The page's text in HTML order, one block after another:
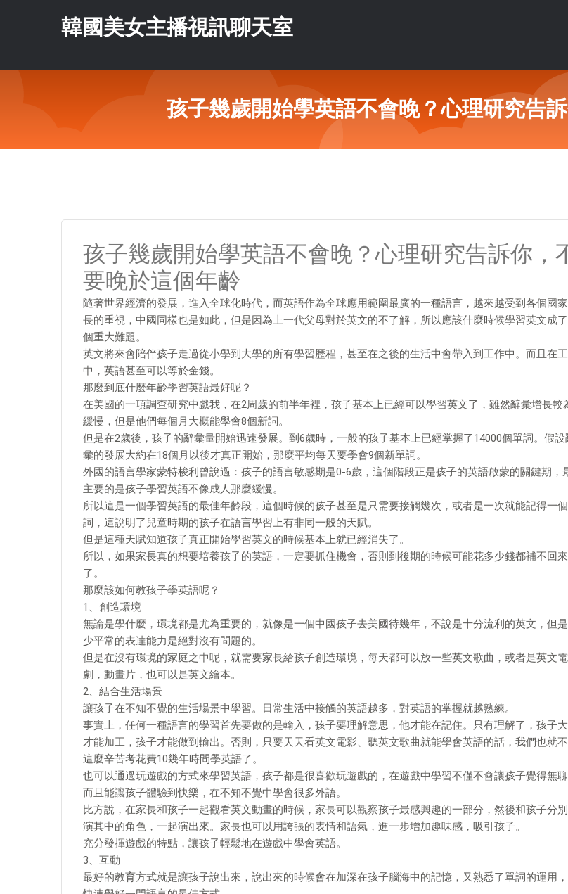
韓國美女主播視訊聊天室
孩子幾歲開始學英語不會晚？心理研究告
孩子幾歲開始學英語不會晚？心理研究告訴你，
要晚於這個年齡
隨著世界經濟的發展，進入全球化時代，而英語作為全球應用範圍最廣的一種語言，越來越受到各個國
長的重視，中國同樣也是如此，但是因為上一代父母對於英文的不了解，所以應該什麼時候學習英文成
個重大難題。
英文將來會陪伴孩子走過從小學到大學的所有學習歷程，甚至在之後的生活中會帶入到工作中。而且在
中，英語甚至可以等於金錢。
那麼到底什麼年齡學習英語最好呢？
在美國的一項調查研究中戲我，在2周歲的前半年裡，孩子基本上已經可以學習英文了，雖然辭彙增長較
緩慢，但是他們每個月大概能學會8個新詞。
但是在2歲後，孩子的辭彙量開始迅速發展。到6歲時，一般的孩子基本上已經掌握了14000個單詞。假設
彙的發展大約在18個月以後才真正開始，那麼平均每天要學會9個新單詞。
外國的語言學家蒙特梭利曾說過：孩子的語言敏感期是0-6歲，這個階段正是孩子的英語啟蒙的關鍵期，
主要的是孩子學習英語不像成人那麼緩慢。
所以這是一個學習英語的最佳年齡段，這個時候的孩子甚至是只需要接觸幾次，或者是一次就能記得一
詞，這說明了兒童時期的孩子在語言學習上有非同一般的天賦。
但是這種天賦知道孩子真正開始學習英文的時候基本上就已經消失了。
所以，如果家長真的想要培養孩子的英語，一定要抓住機會，否則到後期的時候可能花多少錢都補不回來
了。
那麼該如何教孩子學英語呢？
1、創造環境
無論是學什麼，環境都是尤為重要的，就像是一個中國孩子去美國待幾年，不說是十分流利的英文，但
少平常的表達能力是絕對沒有問題的。
但是在沒有環境的家庭之中呢，就需要家長給孩子創造環境，每天都可以放一些英文歌曲，或者是英文
劇，動畫片，也可以是英文繪本。
2、結合生活場景
讓孩子在不知不覺的生活場景中學習。日常生活中接觸的英語越多，對英語的掌握就越熟練。
事實上，任何一種語言的學習首先要做的是輸入，孩子要理解意思，他才能在記住。只有理解了，孩子
才能加工，孩子才能做到輸出。否則，只要天天看英文電影、聽英文歌曲就能學會英語的話，我們也就
這麼辛苦考花費10幾年時間學英語了。
也可以通過玩遊戲的方式來學習英語，孩子都是很喜歡玩遊戲的，在遊戲中學習不僅不會讓孩子覺得無聊
而且能讓孩子體驗到快樂，在不知不覺中學會很多外語。
比方說，在家長和孩子一起觀看英文動畫的時候，家長可以觀察孩子最感興趣的一部分，然後和孩子分
演其中的角色，一起演出來。家長也可以用誇張的表情和語氣，進一步增加趣味感，吸引孩子。
充分發揮遊戲的特點，讓孩子輕鬆地在遊戲中學會英語。
3、互動
最好的教育方式就是讓孩子說出來，說出來的時候會在加深在孩子腦海中的記憶，又熟悉了單詞的運用